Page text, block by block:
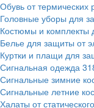
Обувь от термических
Головные уборы для
Костюмы и комплекты
Белье для защиты от
Куртки и плащи для
Сигнальная одежда
Сигнальные зимние
Сигнальные летние
Халаты от